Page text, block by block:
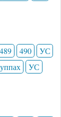
489 490
УС
УС